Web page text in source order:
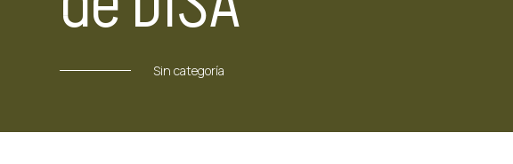
Sin categoría